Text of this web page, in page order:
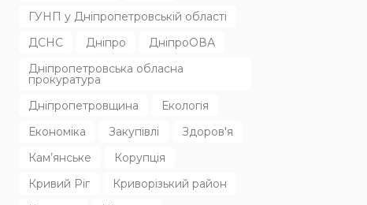
ГУНП у Дніпропетровській області
ДСНС
Дніпро
ДніпроОВА
Дніпропетровська обласна
прокуратура
Дніпропетровщина
Екологія
Економіка
Закупівлі
Здоров'я
Кам’янське
Корупція
Кривий Ріг
Криворізький район